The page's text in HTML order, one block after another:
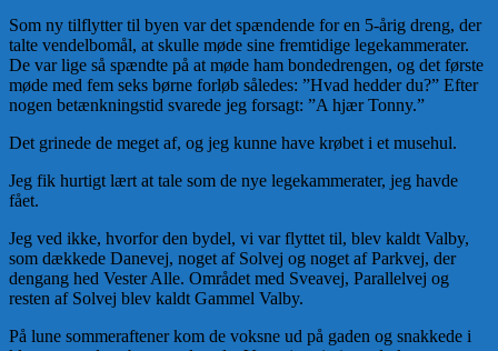
Som ny tilflytter til byen var det spændende for en 5-årig dreng, der
talte vendelbomål, at skulle møde sine fremtidige legekammerater.
De var lige så spændte på at møde ham bondedrengen, og det første
møde med fem seks børne forløb således: ”Hvad hedder du?” Efter
nogen betænkningstid svarede jeg forsagt: ”A hjær Tonny.”
Det grinede de meget af, og jeg kunne have krøbet i et musehul.
Jeg fik hurtigt lært at tale som de nye legekammerater, jeg havde
fået.
Jeg ved ikke, hvorfor den bydel, vi var flyttet til, blev kaldt Valby,
som dækkede Danevej, noget af Solvej og noget af Parkvej, der
dengang hed Vester Alle. Området med Sveavej, Parallelvej og
resten af Solvej blev kaldt Gammel Valby.
På lune sommeraftener kom de voksne ud på gaden og snakkede i